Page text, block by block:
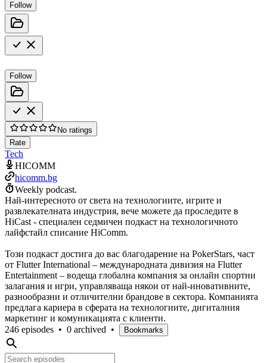
Follow
Follow
No ratings
Rate
Tech
HICOMM
hicomm.bg
Weekly podcast.
Най-интересното от света на технологиите, игрите и
развлекателната индустрия, вече можете да проследите в
HiCast - специален седмичен подкаст на технологичното
лайфстайл списание HiComm.
Този подкаст достига до вас благодарение на PokerStars, част
от Flutter International – международната дивизия на Flutter
Entertainment – водеща глобална компания за онлайн спортни
залагания и игри, управляваща някои от най-иновативните,
разнообразни и отличителни брандове в сектора. Компанията
предлага кариера в сферата на технологиите, дигиталния
маркетинг и комуникацията с клиенти.
246 episodes • 0 archived • Bookmarks